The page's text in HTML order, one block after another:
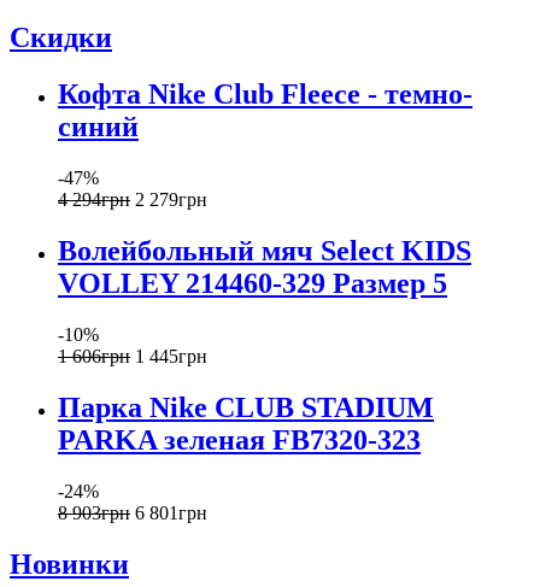
Скидки
Кофта Nike Club Fleece - темно-
синий
-47%
4 294грн 2 279грн
Волейбольный мяч Select KIDS
VOLLEY 214460-329 Размер 5
-10%
1 606грн 1 445грн
Парка Nike CLUB STADIUM
PARKA зеленая FB7320-323
-24%
8 903грн 6 801грн
Новинки